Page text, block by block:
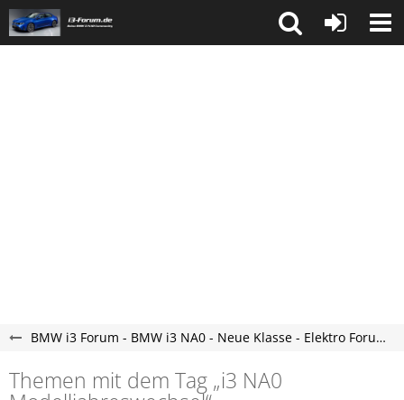
BMW i3 Forum - BMW i3 NA0 - Neue Klasse - Elektro Forum
Themen mit dem Tag „i3 NA0